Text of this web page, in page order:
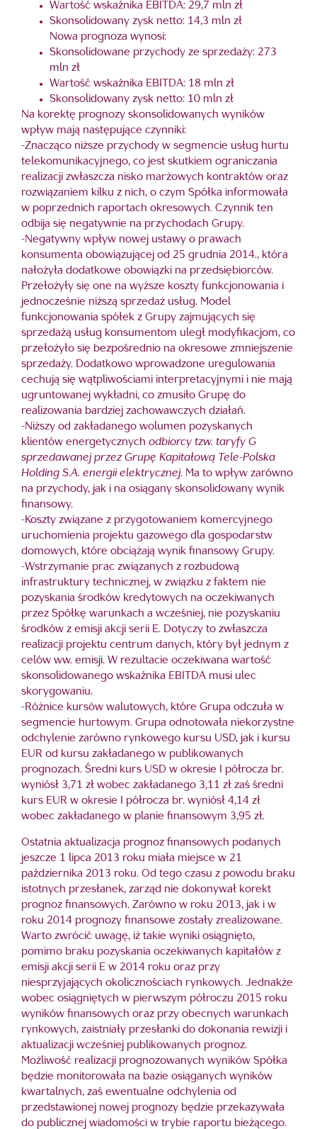
Wartość wskaźnika EBITDA: 29,7 mln zł
Skonsolidowany zysk netto: 14,3 mln zł
Nowa prognoza wynosi:
Skonsolidowane przychody ze sprzedaży: 273
mln zł
Wartość wskaźnika EBITDA: 18 mln zł
Skonsolidowany zysk netto: 10 mln zł
Na korektę prognozy skonsolidowanych wyników
wpływ mają następujące czynniki:
-Znacząco niższe przychody w segmencie usług hurtu
telekomunikacyjnego, co jest skutkiem ograniczania
realizacji zwłaszcza nisko marżowych kontraktów oraz
rozwiązaniem kilku z nich, o czym Spółka informowała
w poprzednich raportach okresowych. Czynnik ten
odbija się negatywnie na przychodach Grupy.
-Negatywny wpływ nowej ustawy o prawach
konsumenta obowiązującej od 25 grudnia 2014., która
nałożyła dodatkowe obowiązki na przedsiębiorców.
Przełożyły się one na wyższe koszty funkcjonowania i
jednocześnie niższą sprzedaż usług. Model
funkcjonowania spółek z Grupy zajmujących się
sprzedażą usług konsumentom uległ modyfikacjom, co
przełożyło się bezpośrednio na okresowe zmniejszenie
sprzedaży. Dodatkowo wprowadzone uregulowania
cechują się wątpliwościami interpretacyjnymi i nie mają
ugruntowanej wykładni, co zmusiło Grupę do
realizowania bardziej zachowawczych działań.
-Niższy od zakładanego wolumen pozyskanych
klientów energetycznych odbiorcy tzw. taryfy G
sprzedawanej przez Grupę Kapitałową Tele-Polska
Holding S.A. energii elektrycznej. Ma to wpływ zarówno
na przychody, jak i na osiągany skonsolidowany wynik
finansowy.
-Koszty związane z przygotowaniem komercyjnego
uruchomienia projektu gazowego dla gospodarstw
domowych, które obciążają wynik finansowy Grupy.
-Wstrzymanie prac związanych z rozbudową
infrastruktury technicznej, w związku z faktem nie
pozyskania środków kredytowych na oczekiwanych
przez Spółkę warunkach a wcześniej, nie pozyskaniu
środków z emisji akcji serii E. Dotyczy to zwłaszcza
realizacji projektu centrum danych, który był jednym z
celów ww. emisji. W rezultacie oczekiwana wartość
skonsolidowanego wskaźnika EBITDA musi ulec
skorygowaniu.
-Różnice kursów walutowych, które Grupa odczuła w
segmencie hurtowym. Grupa odnotowała niekorzystne
odchylenie zarówno rynkowego kursu USD, jak i kursu
EUR od kursu zakładanego w publikowanych
prognozach. Średni kurs USD w okresie I półrocza br.
wyniósł 3,71 zł wobec zakładanego 3,11 zł zaś średni
kurs EUR w okresie I półrocza br. wyniósł 4,14 zł
wobec zakładanego w planie finansowym 3,95 zł.
Ostatnia aktualizacja prognoz finansowych podanych
jeszcze 1 lipca 2013 roku miała miejsce w 21
października 2013 roku. Od tego czasu z powodu braku
istotnych przesłanek, zarząd nie dokonywał korekt
prognoz finansowych. Zarówno w roku 2013, jak i w
roku 2014 prognozy finansowe zostały zrealizowane.
Warto zwrócić uwagę, iż takie wyniki osiągnięto,
pomimo braku pozyskania oczekiwanych kapitałów z
emisji akcji serii E w 2014 roku oraz przy
niesprzyjających okolicznościach rynkowych. Jednakże
wobec osiągniętych w pierwszym półroczu 2015 roku
wyników finansowych oraz przy obecnych warunkach
rynkowych, zaistniały przesłanki do dokonania rewizji i
aktualizacji wcześniej publikowanych prognoz.
Możliwość realizacji prognozowanych wyników Spółka
będzie monitorowała na bazie osiąganych wyników
kwartalnych, zaś ewentualne odchylenia od
przedstawionej nowej prognozy będzie przekazywała
do publicznej wiadomości w trybie raportu bieżącego.